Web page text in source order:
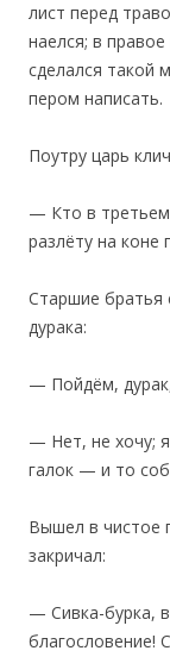
лист перед
наелся; в
сделался такой
пером написать.
‎Поутру царь
— Кто в
разлёту на коне
Старшие братья
дурака:
— Пойдём,
— Нет, не хочу;
галок — и то
Вышел в чистое
закричал:
— Сивка-бурка,
благословение!